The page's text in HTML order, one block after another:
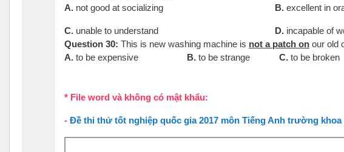
A. not good at socializing B. excellent in
C. unable to understand D. incapable of
Question 30: This is new washing machine is not a patch on our old
A. to be expensive B. to be strange C. to be broken
* File word và không có mật khẩu:
- Đề thi thử tốt nghiệp quốc gia 2017 môn Tiếng Anh trường